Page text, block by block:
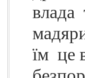
влада
їм це